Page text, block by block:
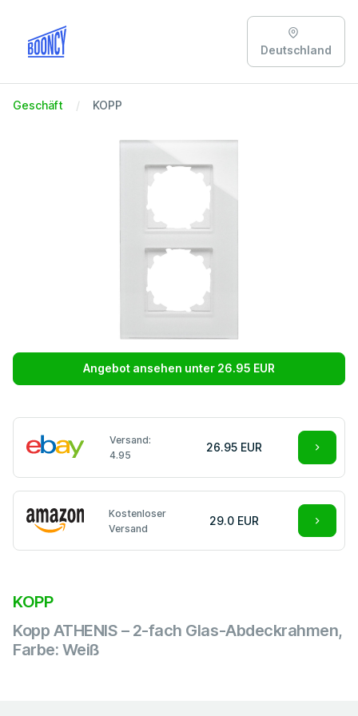
Deutschland
Geschäft KOPP
Angebot ansehen unter 26.95 EUR
Versand:
4.95
26.95 EUR
Kostenloser
Versand
29.0 EUR
KOPP
Kopp ATHENIS – 2-fach Glas-Abdeckrahmen,
Farbe: Weiß